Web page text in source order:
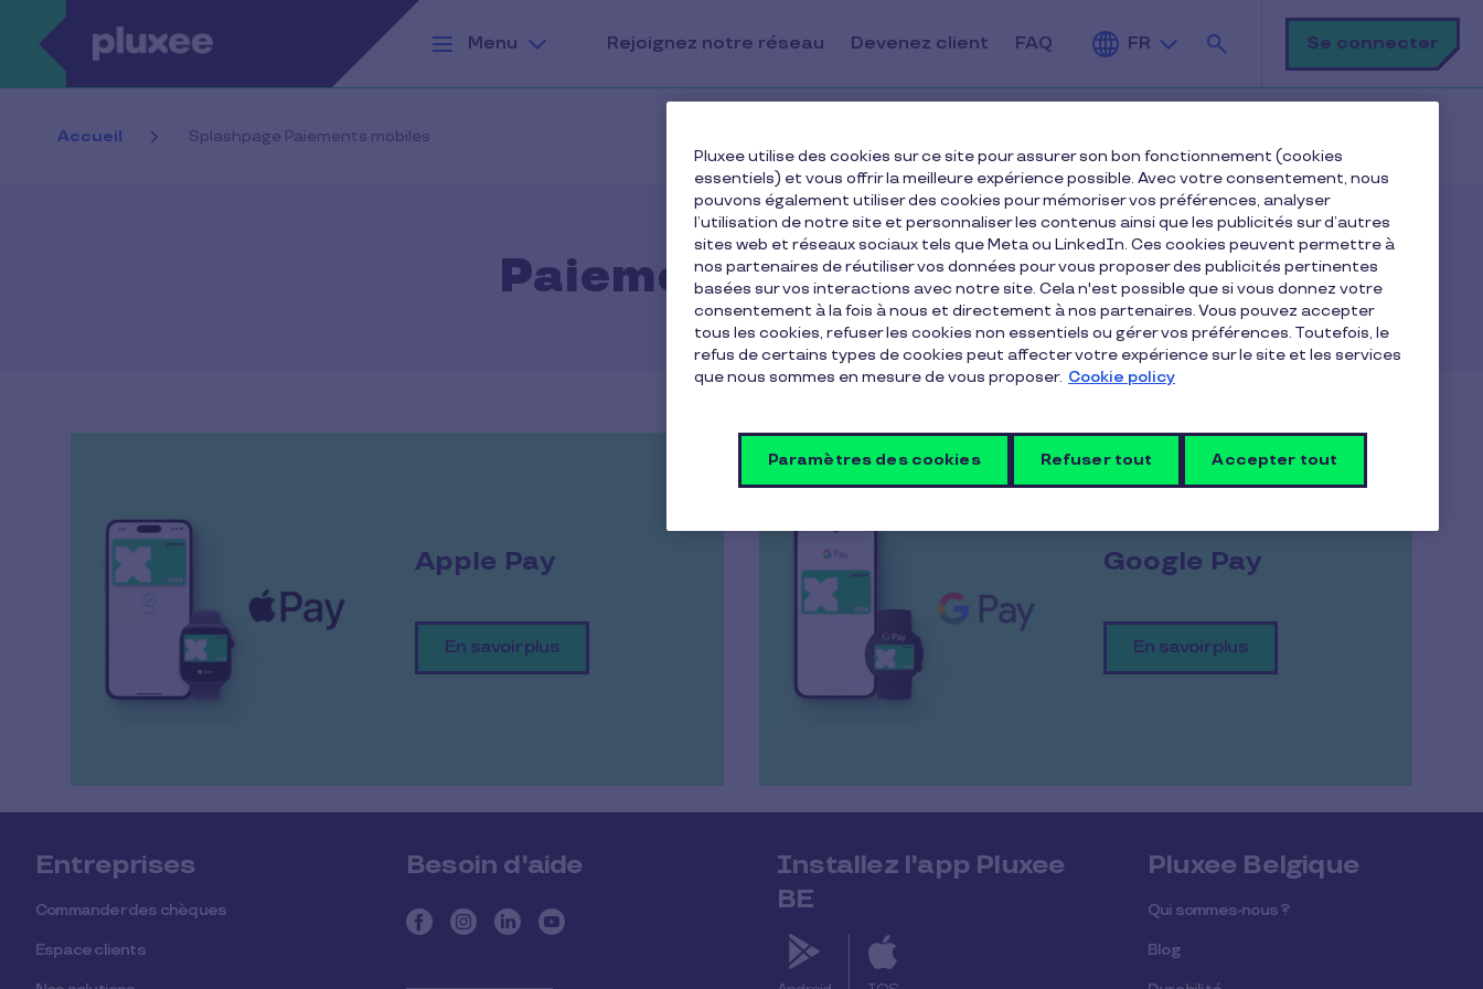
Aller au contenu principal
Menu
Rejoignez notre réseau Devenez client FAQ FR
Rechercher
Se connecter
Accueil Splashpage Paiements mobiles
Paiements mobiles
Apple Pay
En savoir plus
Google Pay
En savoir plus
Entreprises
Commander des chèques
Espace clients
Besoin d'aide
Installez l'app Pluxee
BE
Pluxee Belgique
Qui sommes-nous ?
Blog
Pluxee utilise des cookies sur ce site pour assurer son bon fonctionnement (cookies
essentiels) et vous offrir la meilleure expérience possible. Avec votre consentement, nous
pouvons également utiliser des cookies pour mémoriser vos préférences, analyser
l’utilisation de notre site et personnaliser les contenus ainsi que les publicités sur d’autres
sites web et réseaux sociaux tels que Meta ou LinkedIn. Ces cookies peuvent permettre à
nos partenaires de réutiliser vos données pour vous proposer des publicités pertinentes
basées sur vos interactions avec notre site. Cela n'est possible que si vous donnez votre
consentement à la fois à nous et directement à nos partenaires. Vous pouvez accepter
tous les cookies, refuser les cookies non essentiels ou gérer vos préférences. Toutefois, le
refus de certains types de cookies peut affecter votre expérience sur le site et les services
que nous sommes en mesure de vous proposer. Cookie policy
Paramètres des cookies Refuser tout Accepter tout